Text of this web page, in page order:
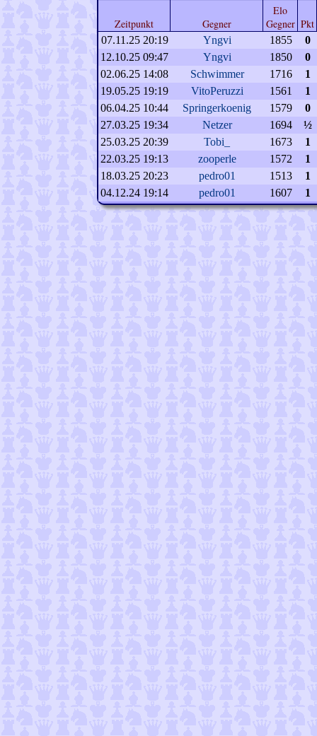
Zeitpunkt Gegner
Elo
Gegner Pkt
07.11.25 20:19 Yngvi 1855
0
12.10.25 09:47
Yngvi 1850
0
02.06.25 14:08
Schwimmer 1716
1
19.05.25 19:19
VitoPeruzzi 1561
1
06.04.25 10:44
Springerkoenig 1579
0
27.03.25 19:34
Netzer 1694
½
25.03.25 20:39
Tobi_ 1673
1
22.03.25 19:13
zooperle 1572
1
18.03.25 20:23
pedro01 1513
1
04.12.24 19:14
pedro01 1607 1